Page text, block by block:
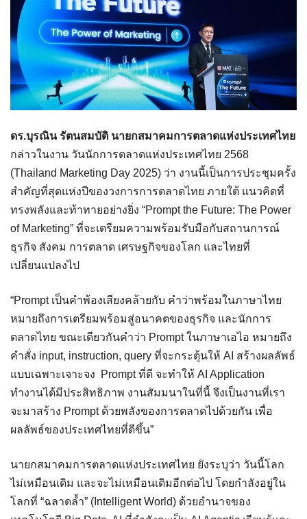
ดร.บุรณิน รัตนสมบัติ นายกสมาคมการตลาดแห่งประเทศไทย
กล่าวในงาน วันนักการตลาดแห่งประเทศไทย 2568
(Thailand Marketing Day 2025) ว่า งานนี้เป็นการประชุมครั้ง
สำคัญที่สุดแห่งปีของวงการการตลาดไทย ภายใต้ แนวคิดที่
ทรงพลังและท้าทายอย่างยิ่ง “Prompt the Future: The Power
of Marketing” ที่จะเตรียมความพร้อมรับมือกับสถานการณ์
ธุรกิจ สังคม การตลาด เศรษฐกิจของโลก และไทยที่
เปลี่ยนแปลงไป
“Prompt เป็นคำพ้องเสียงคล้ายกับ คำว่าพร้อมในภาษาไทย
หมายถึงการเตรียมพร้อมสู่อนาคตของธุรกิจ และนักการ
ตลาดไทย ขณะเดียวกันคำว่า Prompt ในภาษาเอไอ หมายถึง
คำสั่ง input, instruction, query ที่จะกระตุ้นให้ AI สร้างผลลัพธ์
แบบเฉพาะเจาะจง Prompt ที่ดี จะทำให้ AI Application
ทำงานได้มีประสิทธิภาพ งานสัมมนาในที่นี้ จึงเป็นงานที่เรา
จะมาสร้าง Prompt ด้วยพลังของการตลาดไปด้วยกัน เพื่อ
ผลลัพธ์ของประเทศไทยที่ดีขึ้น”
นายกสมาคมการตลาดแห่งประเทศไทย ยังระบุว่า วันนี้โลก
ไม่เหมือนเดิม และจะไม่เหมือนเดิมอีกต่อไป โดยกำลังอยู่ใน
โลกที่ “ฉลาดล้ำ” (Intelligent World) ด้วยอำนาจของ